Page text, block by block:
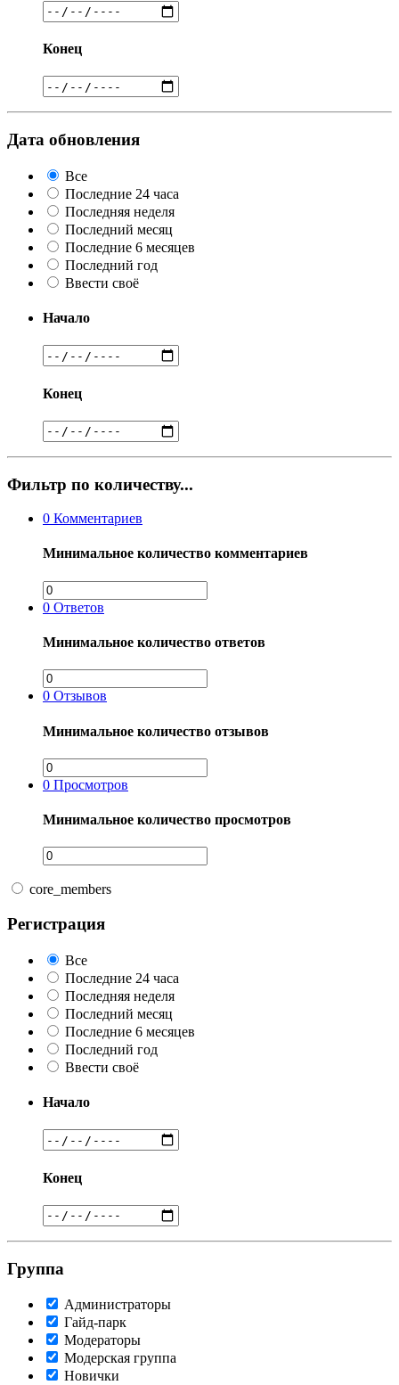
Конец
Дата обновления
Все
Последние 24 часа
Последняя неделя
Последний месяц
Последние 6 месяцев
Последний год
Ввести своё
Начало
Конец
Фильтр по количеству...
0 Комментариев
Минимальное количество комментариев
0 Ответов
Минимальное количество ответов
0 Отзывов
Минимальное количество отзывов
0 Просмотров
Минимальное количество просмотров
core_members
Регистрация
Все
Последние 24 часа
Последняя неделя
Последний месяц
Последние 6 месяцев
Последний год
Ввести своё
Начало
Конец
Группа
Администраторы
Гайд-парк
Модераторы
Модерская группа
Новички